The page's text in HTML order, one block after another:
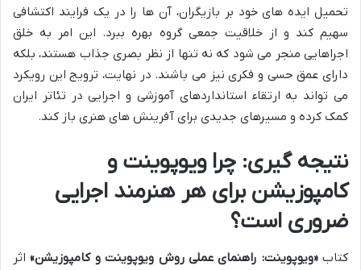
تحمیل ایده های خود بر بازیگران، آن ها را در یک فرایند اکتشافی
سهیم کند و از خلاقیت جمعی گروه بهره ببرد. این امر به خلق
اجراهایی منجر می شود که نه تنها از نظر بصری جذاب هستند، بلکه
دارای عمق حسی و فکری نیز می باشند. در نهایت، ترویج این رویکرد
می تواند به ارتقاء استانداردهای آموزشی و اجرایی در تئاتر ایران
کمک کرده و مسیرهای جدیدی برای آفرینش های هنری باز کند.
نتیجه گیری: چرا ویوپوینت و
کامپوزیشن برای هر هنرمند اجرایی
ضروری است؟
کتاب«ویوپوینت: راهنمای عملی روش ویوپوینت و کامپوزیشن»اثر